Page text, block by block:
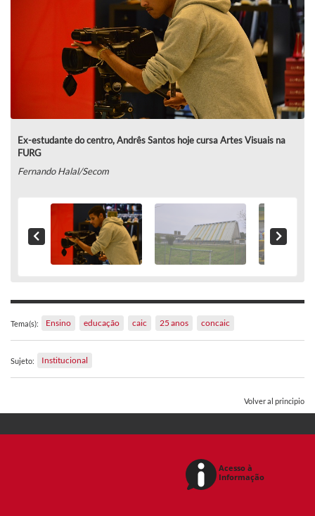
Ex-estudante do centro, Andrês Santos hoje cursa Artes Visuais na
FURG
Fernando Halal/Secom
Tema(s): Ensino educação caic 25 anos concaic
Sujeto: Institucional
Volver al principio